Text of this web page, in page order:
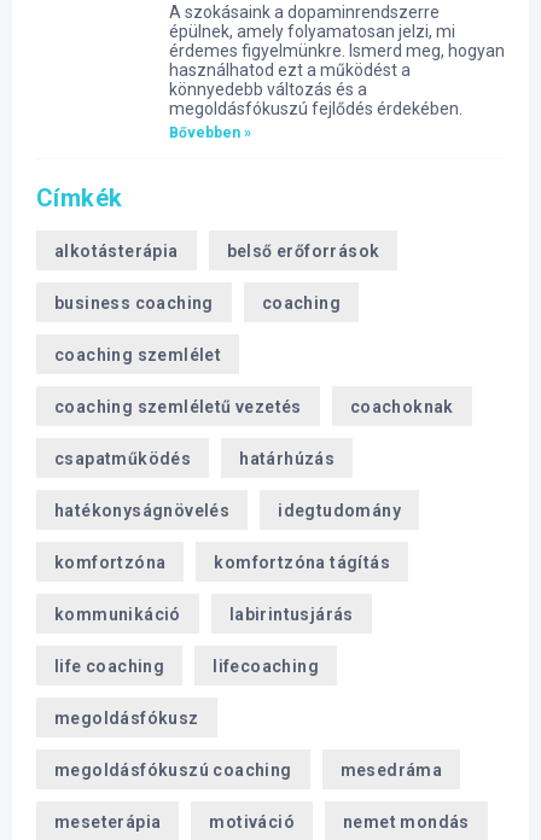
A szokásaink a dopaminrendszerre
épülnek, amely folyamatosan jelzi, mi
érdemes figyelmünkre. Ismerd meg, hogyan
használhatod ezt a működést a
könnyedebb változás és a
megoldásfókuszú fejlődés érdekében.
Bővebben »
Címkék
alkotásterápia belső erőforrások
business coaching coaching
coaching szemlélet
coaching szemléletű vezetés coachoknak
csapatműködés határhúzás
hatékonyságnövelés idegtudomány
komfortzóna komfortzóna tágítás
kommunikáció labirintusjárás
life coaching lifecoaching
megoldásfókusz
megoldásfókuszú coaching mesedráma
meseterápia motiváció nemet mondás